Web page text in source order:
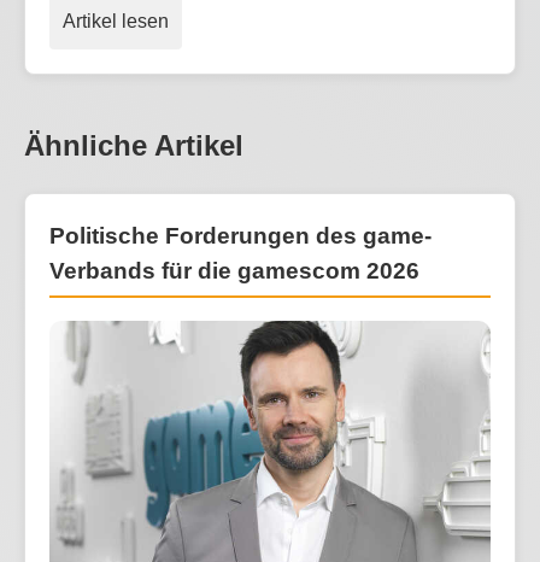
Artikel lesen
Ähnliche Artikel
Politische Forderungen des game-
Verbands für die gamescom 2026